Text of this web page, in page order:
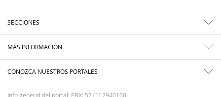
SECCIONES
MÁS INFORMACIÓN
CONOZCA NUESTROS PORTALES
Info general del portal: PBX: 57 (1) 2940100.